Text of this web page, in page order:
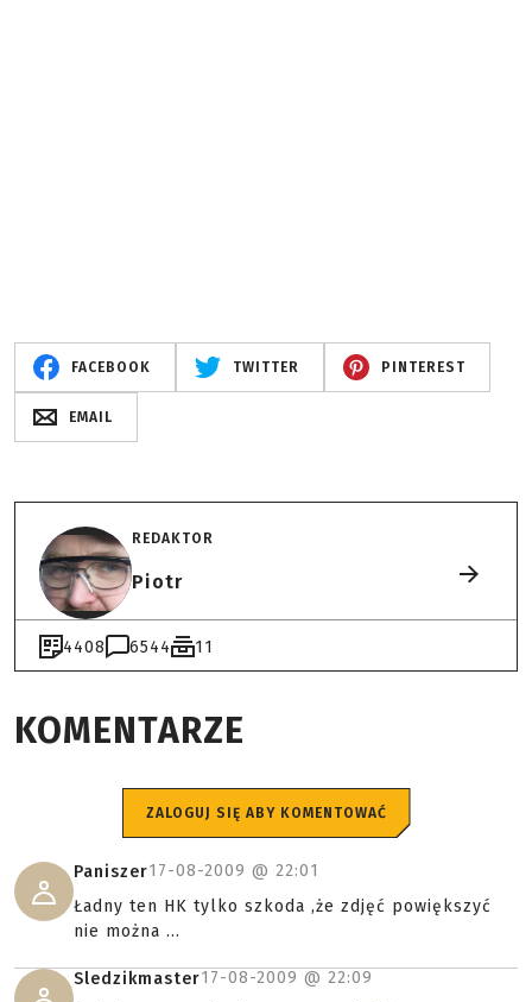
FACEBOOK TWITTER PINTEREST
EMAIL
REDAKTOR
Piotr
4408 6544 11
KOMENTARZE
ZALOGUJ SIĘ ABY KOMENTOWAĆ
Paniszer17-08-2009 @ 22:01
Ładny ten HK tylko szkoda ,że zdjęć powiększyć
nie można ...
Sledzikmaster17-08-2009 @ 22:09